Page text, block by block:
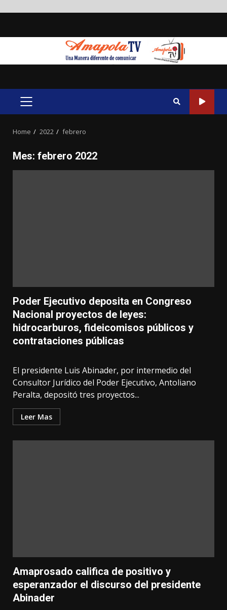
PRIMARY
Home 2022 febrero
Mes: febrero 2022
Poder Ejecutivo deposita en Congreso
Nacional proyectos de leyes:
hidrocarburos, fideicomisos públicos y
contrataciones públicas
El presidente Luis Abinader, por intermedio del
Consultor Jurídico del Poder Ejecutivo, Antoliano
Peralta, depositó tres proyectos...
Leer Mas
Amaprosado califica de positivo y
esperanzador el discurso del presidente
Abinader